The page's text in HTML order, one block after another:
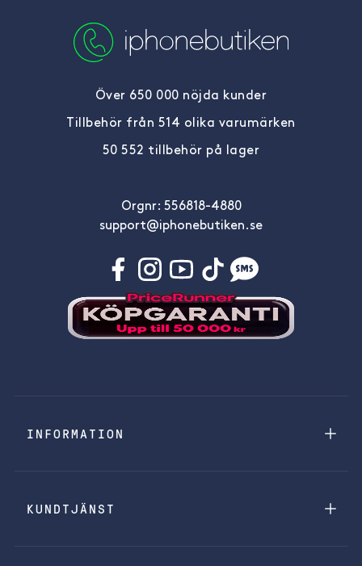
Över 650 000 nöjda kunder
Tillbehör från 514 olika varumärken
50 552 tillbehör på lager
Orgnr: 556818-4880
support@iphonebutiken.se
INFORMATION
KUNDTJÄNST